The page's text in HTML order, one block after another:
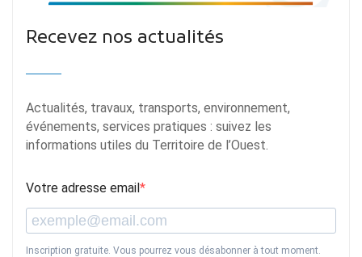
Recevez nos actualités
Actualités, travaux, transports, environnement,
événements, services pratiques : suivez les
informations utiles du Territoire de l’Ouest.
Votre adresse email
Inscription gratuite. Vous pourrez vous désabonner à tout moment.